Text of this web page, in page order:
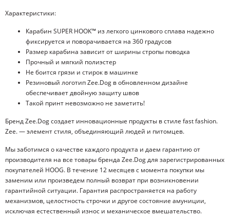
Характеристики:
Карабин SUPER HOOK™ из легкого цинкового сплава надежно
фиксируется и поворачивается на 360 градусов
Размер карабина зависит от ширины стропы поводка
Прочный и мягкий полиэстер
Не боится грязи и стирок в машинке
Резиновый логотип Zee.Dog в обновленном дизайне
обеспечивает двойную защиту швов
Такой принт невозможно не заметить!
Бренд Zee.Dog создает инновационные продукты в стиле fast fashion.
Zee. — элемент стиля, объединяющий людей и питомцев.
Мы заботимся о качестве каждого продукта и даем гарантию от
производителя на все товары бренда Zee.Dog для зарегистрированных
покупателей HOOG. В течение 12 месяцев с момента покупки мы
заменим или произведем полный возврат при возникновении
гарантийной ситуации. Гарантия распространяется на работу
механизмов, целостность строчки и другое состояние амуниции,
исключая естественный износ и механическое вмешательство.